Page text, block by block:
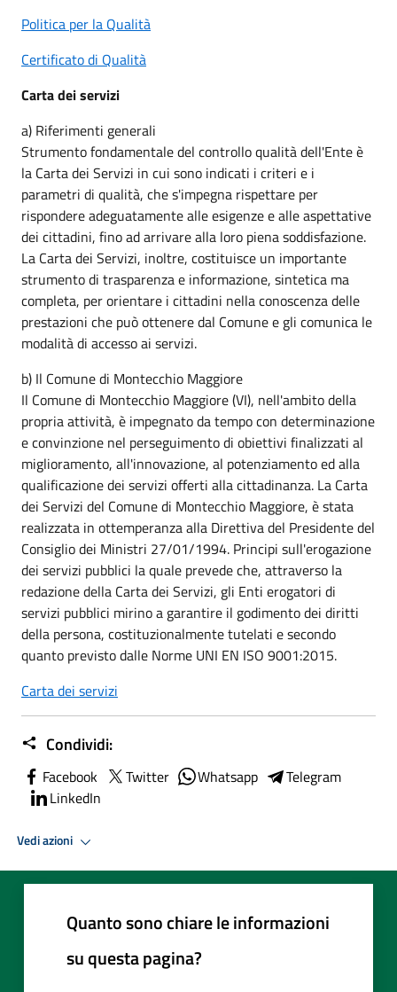
Politica per la Qualità
Certificato di Qualità
Carta dei servizi
a) Riferimenti generali
Strumento fondamentale del controllo qualità dell'Ente è
la Carta dei Servizi in cui sono indicati i criteri e i
parametri di qualità, che s'impegna rispettare per
rispondere adeguatamente alle esigenze e alle aspettative
dei cittadini, fino ad arrivare alla loro piena soddisfazione.
La Carta dei Servizi, inoltre, costituisce un importante
strumento di trasparenza e informazione, sintetica ma
completa, per orientare i cittadini nella conoscenza delle
prestazioni che può ottenere dal Comune e gli comunica le
modalità di accesso ai servizi.
b) Il Comune di Montecchio Maggiore
Il Comune di Montecchio Maggiore (VI), nell'ambito della
propria attività, è impegnato da tempo con determinazione
e convinzione nel perseguimento di obiettivi finalizzati al
miglioramento, all'innovazione, al potenziamento ed alla
qualificazione dei servizi offerti alla cittadinanza. La Carta
dei Servizi del Comune di Montecchio Maggiore, è stata
realizzata in ottemperanza alla Direttiva del Presidente del
Consiglio dei Ministri 27/01/1994. Principi sull'erogazione
dei servizi pubblici la quale prevede che, attraverso la
redazione della Carta dei Servizi, gli Enti erogatori di
servizi pubblici mirino a garantire il godimento dei diritti
della persona, costituzionalmente tutelati e secondo
quanto previsto dalle Norme UNI EN ISO 9001:2015.
Carta dei servizi
Condividi:
Facebook Twitter Whatsapp
Telegram
LinkedIn
Vedi azioni
Quanto sono chiare le informazioni
su questa pagina?